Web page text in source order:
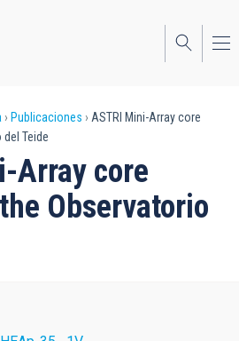
Publicaciones
ASTRI Mini-Array core
Teide
Array core
Observatorio